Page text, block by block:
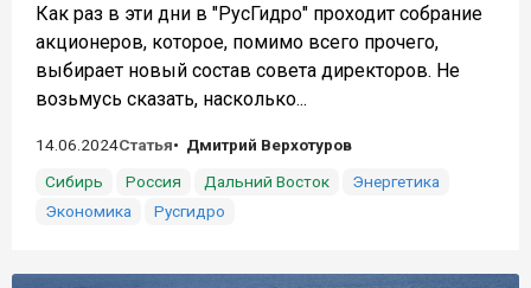
Как раз в эти дни в "РусГидро" проходит собрание
акционеров, которое, помимо всего прочего,
выбирает новый состав совета директоров. Не
возьмусь сказать, насколько...
14.06.2024Статья
Дмитрий Верхотуров
Сибирь
Россия Дальний Восток
Энергетика
Экономика
Русгидро